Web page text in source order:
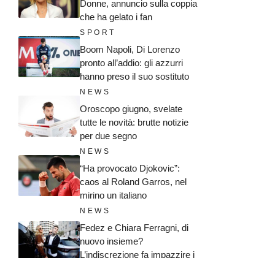
Donne, annuncio sulla coppia
che ha gelato i fan
SPORT
Boom Napoli, Di Lorenzo
pronto all’addio: gli azzurri
hanno preso il suo sostituto
NEWS
Oroscopo giugno, svelate
tutte le novità: brutte notizie
per due segno
NEWS
“Ha provocato Djokovic”:
caos al Roland Garros, nel
mirino un italiano
NEWS
Fedez e Chiara Ferragni, di
nuovo insieme?
L’indiscrezione fa impazzire i